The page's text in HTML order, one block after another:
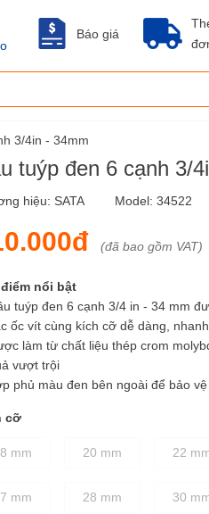
Báo giá
3/4in - 34mm
tuýp đen 6 cạnh 3/
hiệu: SATA Model: 34522
(đã bao gồm VAT)
nổi bật
tuýp đen 6 cạnh 3/4 in - 34 mm
ốc vít cùng kích cỡ dễ dàng,
làm từ chất liệu thép crom
vượt trội
phủ màu đen bên ngoài để bảo
cỡ
mm 20 mm 22
mm 28 mm 30